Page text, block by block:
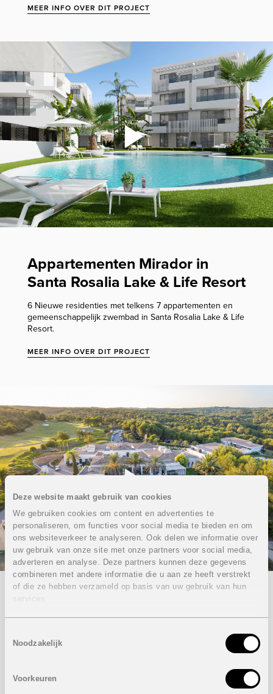
Deze website maakt gebruik van cookies
We gebruiken cookies om content en advertenties te
personaliseren, om functies voor social media te bieden en om
ons websiteverkeer te analyseren. Ook delen we informatie over
uw gebruik van onze site met onze partners voor social media,
adverteren en analyse. Deze partners kunnen deze gegevens
combineren met andere informatie die u aan ze heeft verstrekt
of die ze hebben verzameld op basis van uw gebruik van hun
services.
Noodzakelijk
Voorkeuren
MEER INFO OVER DIT PROJECT
Appartementen Mirador in
Santa Rosalia Lake & Life Resort
6 Nieuwe residenties met telkens 7 appartementen en
gemeenschappelijk zwembad in Santa Rosalia Lake & Life
Resort.
MEER INFO OVER DIT PROJECT
opnieuw kon doorgaan!
We delen graag een leuke video van een super gezellige